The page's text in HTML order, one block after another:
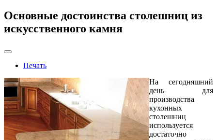
Основные достоинства столешниц из
искусственного камня
Печать
На сегодняшний
день для
производства
кухонных
столешниц
используется
достаточно